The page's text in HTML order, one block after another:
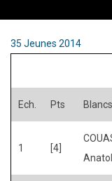
35 Jeunes 2014
Ech. Pts Blancs
1 [4]